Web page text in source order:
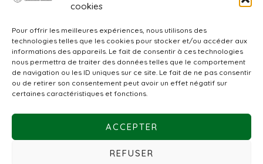
cookies
Pour offrir les meilleures expériences, nous utilisons des
technologies telles que les cookies pour stocker et/ou accéder aux
informations des appareils. Le fait de consentir à ces technologies
nous permettra de traiter des données telles que le comportement
de navigation ou les ID uniques sur ce site. Le fait de ne pas consentir
ou de retirer son consentement peut avoir un effet négatif sur
certaines caractéristiques et fonctions.
ACCEPTER
REFUSER
CGV
Politique de confidentialité